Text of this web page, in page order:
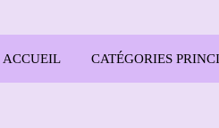
ACCUEIL CATÉGORIES